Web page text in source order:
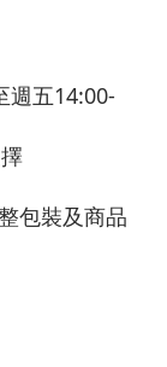
週五14:00-
包裝及商品